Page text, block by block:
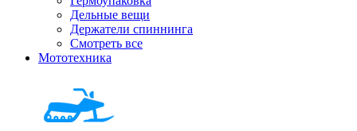
Дельные вещи
Держатели спиннинга
Смотреть все
Мототехника